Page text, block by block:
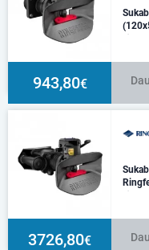
Ø 40
32,3
943,80€
Ø 40
3726,80€